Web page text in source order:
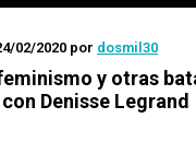
02/2020 por dosmil30
y otras
Denisse Legrand